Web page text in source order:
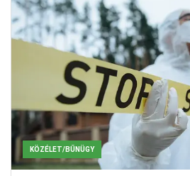
KÖZÉLET/BŰNÜGY